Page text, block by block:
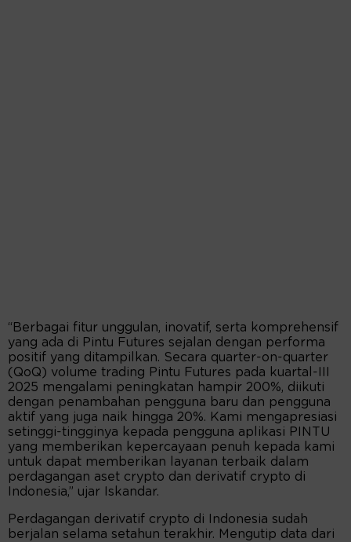
“Berbagai fitur unggulan, inovatif, serta komprehensif
yang ada di Pintu Futures sejalan dengan performa
positif yang ditampilkan. Secara quarter-on-quarter
(QoQ) volume trading Pintu Futures pada kuartal-III
2025 mengalami peningkatan hampir 200%, diikuti
dengan penambahan pengguna baru dan pengguna
aktif yang juga naik hingga 20%. Kami mengapresiasi
setinggi-tingginya kepada pengguna aplikasi PINTU
yang memberikan kepercayaan penuh kepada kami
untuk dapat memberikan layanan terbaik dalam
perdagangan aset crypto dan derivatif crypto di
Indonesia,” ujar Iskandar.
Perdagangan derivatif crypto di Indonesia sudah
berjalan selama setahun terakhir. Mengutip data dari